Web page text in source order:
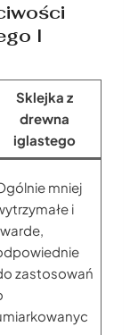
I
Sklejka z
drewna
iglastego
mniej
i
zastosowań